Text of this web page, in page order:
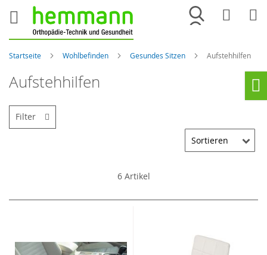
Merkliste
Startseite Wohlbefinden Gesundes Sitzen Aufstehhilfen
Aufstehhilfen
6Artikel
Filter